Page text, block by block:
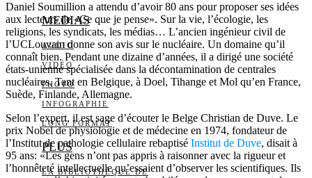
MEDIAS
AUDIO
VIDÉO
PHOTO
INFOGRAPHIE
LONG FORMAT
PLUS
LA BIBLIOTHÈQUE DE
Daniel Soumillion a attendu d’avoir 80 ans pour proposer ses idées
aux lecteurs de «Ce que je pense». Sur la vie, l’écologie, les
religions, les syndicats, les médias… L’ancien ingénieur civil de
l’UCLouvain donne son avis sur le nucléaire. Un domaine qu’il
connaît bien. Pendant une dizaine d’années, il a dirigé une société
états-unienne spécialisée dans la décontamination de centrales
nucléaires. Tant en Belgique, à Doel, Tihange et Mol qu’en France,
Suède, Finlande, Allemagne.
Selon l’expert, il est sage d’écouter le Belge Christian de Duve. Le
prix Nobel de physiologie et de médecine en 1974, fondateur de
l’Institut de pathologie cellulaire rebaptisé Institut de Duve, disait à
95 ans: «Les gens n’ont pas appris à raisonner avec la rigueur et
l’honnêteté intellectuelle qu’essaient d’observer les scientifiques. Ils